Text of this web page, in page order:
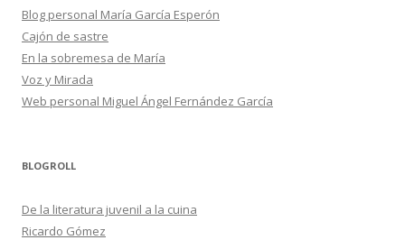
Blog personal María García Esperón
Cajón de sastre
En la sobremesa de María
Voz y Mirada
Web personal Miguel Ángel Fernández García
BLOGROLL
De la literatura juvenil a la cuina
Ricardo Gómez